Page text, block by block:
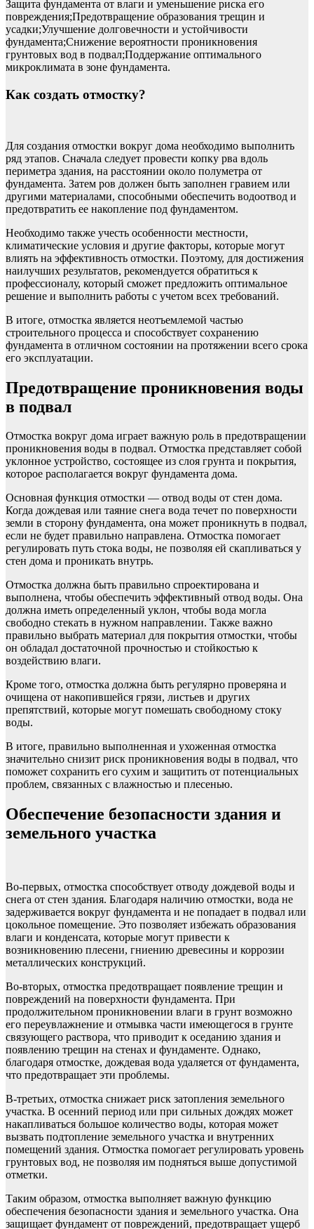
Защита фундамента от влаги и уменьшение риска его
повреждения;Предотвращение образования трещин и
усадки;Улучшение долговечности и устойчивости
фундамента;Снижение вероятности проникновения
грунтовых вод в подвал;Поддержание оптимального
микроклимата в зоне фундамента.
Как создать отмостку?
Для создания отмостки вокруг дома необходимо выполнить
ряд этапов. Сначала следует провести копку рва вдоль
периметра здания, на расстоянии около полуметра от
фундамента. Затем ров должен быть заполнен гравием или
другими материалами, способными обеспечить водоотвод и
предотвратить ее накопление под фундаментом.
Необходимо также учесть особенности местности,
климатические условия и другие факторы, которые могут
влиять на эффективность отмостки. Поэтому, для достижения
наилучших результатов, рекомендуется обратиться к
профессионалу, который сможет предложить оптимальное
решение и выполнить работы с учетом всех требований.
В итоге, отмостка является неотъемлемой частью
строительного процесса и способствует сохранению
фундамента в отличном состоянии на протяжении всего срока
его эксплуатации.
Предотвращение проникновения воды
в подвал
Отмостка вокруг дома играет важную роль в предотвращении
проникновения воды в подвал. Отмостка представляет собой
уклонное устройство, состоящее из слоя грунта и покрытия,
которое располагается вокруг фундамента дома.
Основная функция отмостки — отвод воды от стен дома.
Когда дождевая или таяние снега вода течет по поверхности
земли в сторону фундамента, она может проникнуть в подвал,
если не будет правильно направлена. Отмостка помогает
регулировать путь стока воды, не позволяя ей скапливаться у
стен дома и проникать внутрь.
Отмостка должна быть правильно спроектирована и
выполнена, чтобы обеспечить эффективный отвод воды. Она
должна иметь определенный уклон, чтобы вода могла
свободно стекать в нужном направлении. Также важно
правильно выбрать материал для покрытия отмостки, чтобы
он обладал достаточной прочностью и стойкостью к
воздействию влаги.
Кроме того, отмостка должна быть регулярно проверяна и
очищена от накопившейся грязи, листьев и других
препятствий, которые могут помешать свободному стоку
воды.
В итоге, правильно выполненная и ухоженная отмостка
значительно снизит риск проникновения воды в подвал, что
поможет сохранить его сухим и защитить от потенциальных
проблем, связанных с влажностью и плесенью.
Обеспечение безопасности здания и
земельного участка
Во-первых, отмостка способствует отводу дождевой воды и
снега от стен здания. Благодаря наличию отмостки, вода не
задерживается вокруг фундамента и не попадает в подвал или
цокольное помещение. Это позволяет избежать образования
влаги и конденсата, которые могут привести к
возникновению плесени, гниению древесины и коррозии
металлических конструкций.
Во-вторых, отмостка предотвращает появление трещин и
повреждений на поверхности фундамента. При
продолжительном проникновении влаги в грунт возможно
его переувлажнение и отмывка части имеющегося в грунте
связующего раствора, что приводит к оседанию здания и
появлению трещин на стенах и фундаменте. Однако,
благодаря отмостке, дождевая вода удаляется от фундамента,
что предотвращает эти проблемы.
В-третьих, отмостка снижает риск затопления земельного
участка. В осенний период или при сильных дождях может
накапливаться большое количество воды, которая может
вызвать подтопление земельного участка и внутренних
помещений здания. Отмостка помогает регулировать уровень
грунтовых вод, не позволяя им подняться выше допустимой
отметки.
Таким образом, отмостка выполняет важную функцию
обеспечения безопасности здания и земельного участка. Она
защищает фундамент от повреждений, предотвращает ущерб